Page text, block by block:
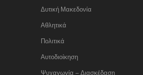
Δυτική Μακεδονία
Αθλητικά
Πολιτικά
Αυτοδιοίκηση
Ψυχαγωγία – Διασκέδαση